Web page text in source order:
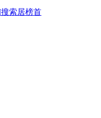
索居榜首